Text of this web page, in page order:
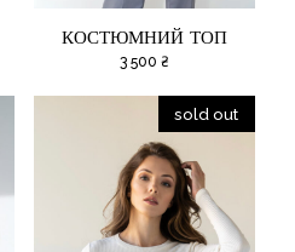
КОСТЮМНИЙ ТОП
3 500 ₴
sold out